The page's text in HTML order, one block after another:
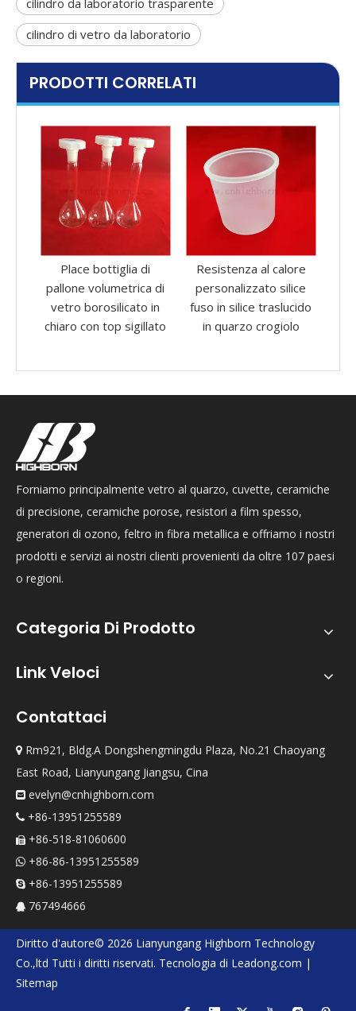
cilindro da laboratorio trasparente
cilindro di vetro da laboratorio
PRODOTTI CORRELATI
Resistenza al calore
personalizzato silice
fuso in silice traslucido
in quarzo crogiolo
Coperchio del vaso di
vetro borosilicato ad
alta purezza.
Forniamo principalmente vetro al quarzo, cuvette, ceramiche
di precisione, ceramiche porose, resistori a film spesso,
generatori di ozono, feltro in fibra metallica e offriamo i nostri
prodotti e servizi ai nostri clienti provenienti da oltre 107 paesi
o regioni.
Categoria Di Prodotto
Link Veloci
Contattaci
 Rm921, Bldg.A Dongshengmingdu Plaza, No.21 Chaoyang
East Road, Lianyungang Jiangsu, Cina
 evelyn@cnhighborn.com
 +86-13951255589
 +86-518-81060600
 +86-86-13951255589
 +86-13951255589
 767494666
Diritto d'autore© 2026 Lianyungang Highborn Technology
Co.,ltd Tutti i diritti riservati. Tecnologia di Leadong.com |
Sitemap